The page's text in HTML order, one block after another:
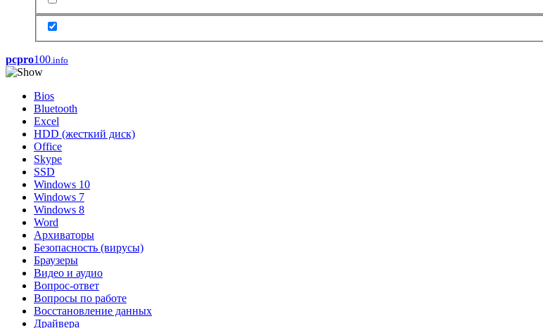
pcpro100.info
Bios
Bluetooth
Excel
HDD (жесткий диск)
Office
Skype
SSD
Windows 10
Windows 7
Windows 8
Word
Архиваторы
Безопасность (вирусы)
Браузеры
Видео и аудио
Вопрос-ответ
Вопросы по работе
Восстановление данных
Драйвера